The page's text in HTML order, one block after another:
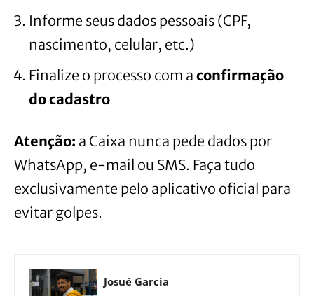
Informe seus dados pessoais (CPF,
nascimento, celular, etc.)
Finalize o processo com a confirmação
do cadastro
Atenção: a Caixa nunca pede dados por
WhatsApp, e-mail ou SMS. Faça tudo
exclusivamente pelo aplicativo oficial para
evitar golpes.
Josué Garcia